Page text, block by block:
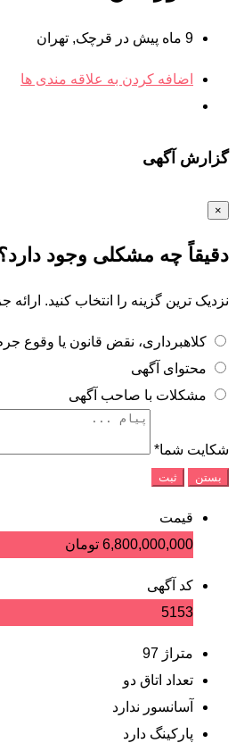
9 ماه پیش در قرچک , تهران
اضافه کردن به علاقه مندی ها
گزارش آگهی
×
دقیقاً چه مشکلی وجود
نزدیک ترین گزینه را انتخاب کنید.
کلاهبرداری، نقض قانون یا وقوع
محتوای آگهی
مشکلات با صاحب آگهی
شکایت شما*
بستن ثبت
قیمت
6,800,000,000 تومان
کد آگهی
5153
متراژ 97
تعداد اتاق دو
آسانسور ندارد
پارکینگ دارد